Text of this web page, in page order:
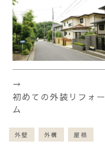
初めての外装リフォー
ム
外壁 外構 屋根